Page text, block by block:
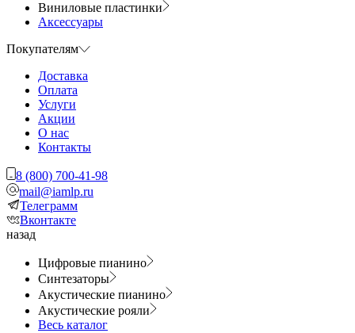
Виниловые пластинки
Аксессуары
Покупателям
Доставка
Оплата
Услуги
Акции
О нас
Контакты
8 (800) 700-41-98
mail@iamlp.ru
Телеграмм
Вконтакте
назад
Цифровые пианино
Синтезаторы
Акустические пианино
Акустические рояли
Весь каталог